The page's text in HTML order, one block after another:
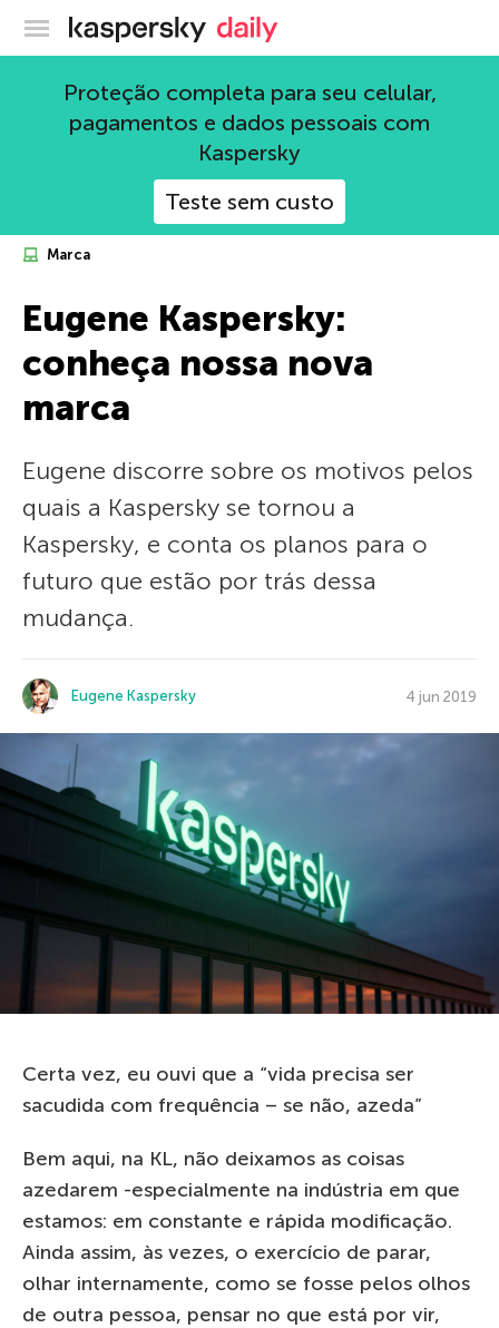
Blog oficial da Kaspersky
Proteção completa para seu celular,
pagamentos e dados pessoais com
Kaspersky
Teste sem custo
Marca
Eugene Kaspersky:
conheça nossa nova
marca
Eugene discorre sobre os motivos pelos
quais a Kaspersky se tornou a
Kaspersky, e conta os planos para o
futuro que estão por trás dessa
mudança.
Eugene Kaspersky 4 jun 2019
Certa vez, eu ouvi que a “vida precisa ser
sacudida com frequência – se não, azeda”
Bem aqui, na KL, não deixamos as coisas
azedarem -especialmente na indústria em que
estamos: em constante e rápida modificação.
Ainda assim, às vezes, o exercício de parar,
olhar internamente, como se fosse pelos olhos
de outra pessoa, pensar no que está por vir,